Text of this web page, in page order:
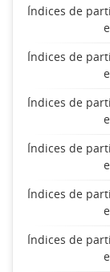
Índices de
Índices de
Índices de
Índices de
Índices de
Índices de